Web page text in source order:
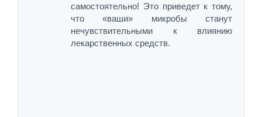
самостоятельно! Это приведет к тому,
что «ваши» микробы станут
нечувствительными к влиянию
лекарственных средств.